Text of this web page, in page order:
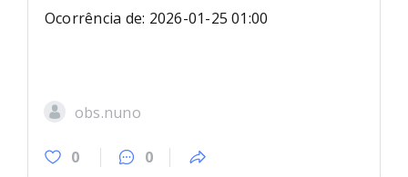
Ocorrência de: 2026-01-25 01:00
obs.nuno
0 0